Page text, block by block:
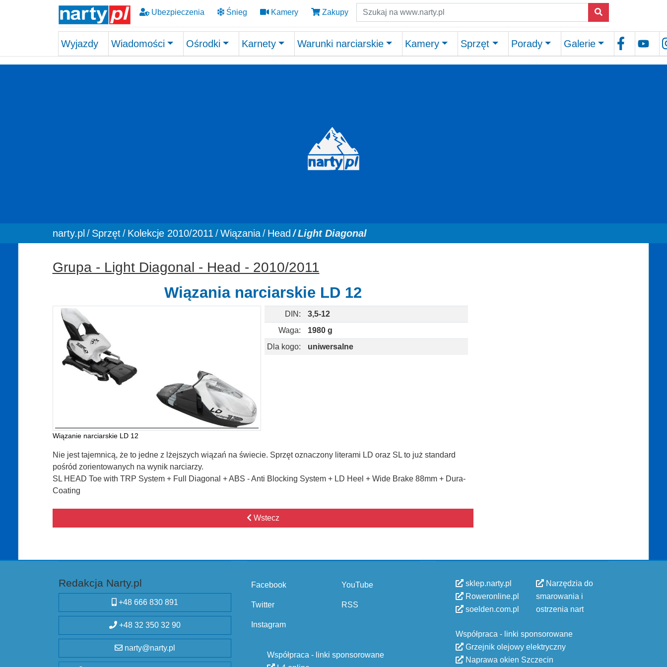
Ubezpieczenia Śnieg Kamery Zakupy Szukaj
Wyjazdy Wiadomości Ośrodki Karnety Warunki narciarskie Kamery Sprzęt Porady Galerie
You are here:
narty.pl Sprzęt Kolekcje 2010/2011 Wiązania Head Light Diagonal
Grupa - Light Diagonal - Head - 2010/2011
Wiązania narciarskie LD 12
Wiązanie narciarskie LD 12
DIN:
3,5-12
Waga:
1980 g
Dla kogo:
uniwersalne
Nie jest tajemnicą, że to jedne z lżejszych wiązań na świecie. Sprzęt oznaczony literami LD oraz SL to już standard
pośród zorientowanych na wynik narciarzy.
SL HEAD Toe with TRP System + Full Diagonal + ABS - Anti Blocking System + LD Heel + Wide Brake 88mm + Dura-
Coating
Wstecz
Redakcja Narty.pl
+48 666 830 891
+48 32 350 32 90
narty@narty.pl
Facebook
Twitter
Instagram
YouTube
RSS
Współpraca - linki sponsorowane
sklep.narty.pl
Roweronline.pl
soelden.com.pl
Narzędzia do
smarowania i
ostrzenia nart
Współpraca - linki sponsorowane
Grzejnik olejowy elektryczny
Naprawa okien Szczecin